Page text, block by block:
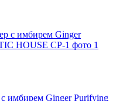
имбирем Ginger Purifying